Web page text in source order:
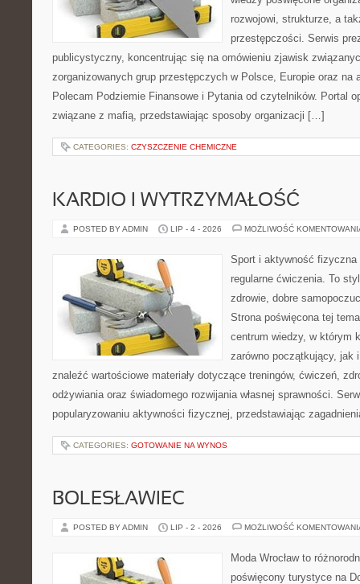
rozwojowi, strukturze, a
przestępczości. Serwis
publicystyczny, koncentrując się na omówieniu zjawisk
zorganizowanych grup przestępczych w Polsce, Europie oraz na
Polecam Podziemie Finansowe i Pytania od czytelników. Portal
związane z mafią, przedstawiając sposoby organizacji […]
CATEGORIES: CZYSZCZENIE CHEMICZNE
KARDIO I WYTRZYMAŁOŚĆ
POSTED BY ADMIN LIP - 4 - 2026 MOŻLIWOŚĆ
Sport i aktywność
regularne ćwiczenia. To
zdrowie, dobre
Strona poświęcona tej
centrum wiedzy, w którym
zarówno początkujący, jak
znaleźć wartościowe materiały dotyczące treningów, ćwiczeń,
odżywiania oraz świadomego rozwijania własnej sprawności.
popularyzowaniu aktywności fizycznej, przedstawiając
CATEGORIES: GOTOWANIE NA WYNOS
BOLESŁAWIEC
POSTED BY ADMIN LIP - 2 - 2026 MOŻLIWOŚĆ
Moda Wrocław to
poświęcony turystyce na